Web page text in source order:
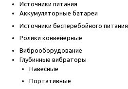
Источники питания
Аккумуляторные батареи
Источники бесперебойного питания
Ролики конвейерные
Виброоборудование
Глубинные вибраторы
Навесные
Портативные